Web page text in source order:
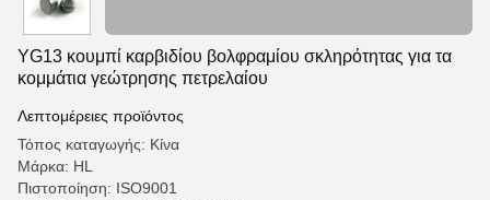
YG13 κουμπί καρβιδίου βολφραμίου σκληρότητας για τα
κομμάτια γεώτρησης πετρελαίου
Λεπτομέρειες προϊόντος
Τόπος καταγωγής: Κίνα
Μάρκα: HL
Πιστοποίηση: ISO9001